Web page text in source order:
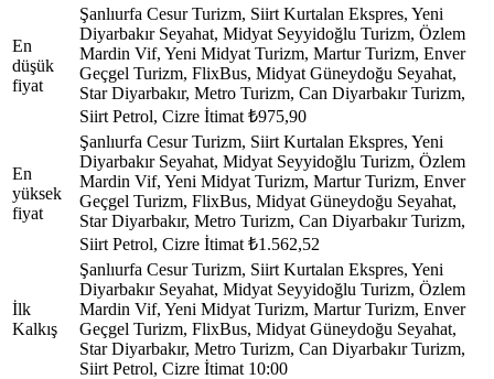
En
düşük
fiyat
Şanlıurfa Cesur Turizm, Siirt Kurtalan Ekspres, Yeni
Diyarbakır Seyahat, Midyat Seyyidoğlu Turizm, Özlem
Mardin Vif, Yeni Midyat Turizm, Martur Turizm, Enver
Geçgel Turizm, FlixBus, Midyat Güneydoğu Seyahat,
Star Diyarbakır, Metro Turizm, Can Diyarbakır Turizm,
Siirt Petrol, Cizre İtimat ₺975,90
En
yüksek
fiyat
Şanlıurfa Cesur Turizm, Siirt Kurtalan Ekspres, Yeni
Diyarbakır Seyahat, Midyat Seyyidoğlu Turizm, Özlem
Mardin Vif, Yeni Midyat Turizm, Martur Turizm, Enver
Geçgel Turizm, FlixBus, Midyat Güneydoğu Seyahat,
Star Diyarbakır, Metro Turizm, Can Diyarbakır Turizm,
Siirt Petrol, Cizre İtimat ₺1.562,52
İlk
Kalkış
Şanlıurfa Cesur Turizm, Siirt Kurtalan Ekspres, Yeni
Diyarbakır Seyahat, Midyat Seyyidoğlu Turizm, Özlem
Mardin Vif, Yeni Midyat Turizm, Martur Turizm, Enver
Geçgel Turizm, FlixBus, Midyat Güneydoğu Seyahat,
Star Diyarbakır, Metro Turizm, Can Diyarbakır Turizm,
Siirt Petrol, Cizre İtimat 10:00